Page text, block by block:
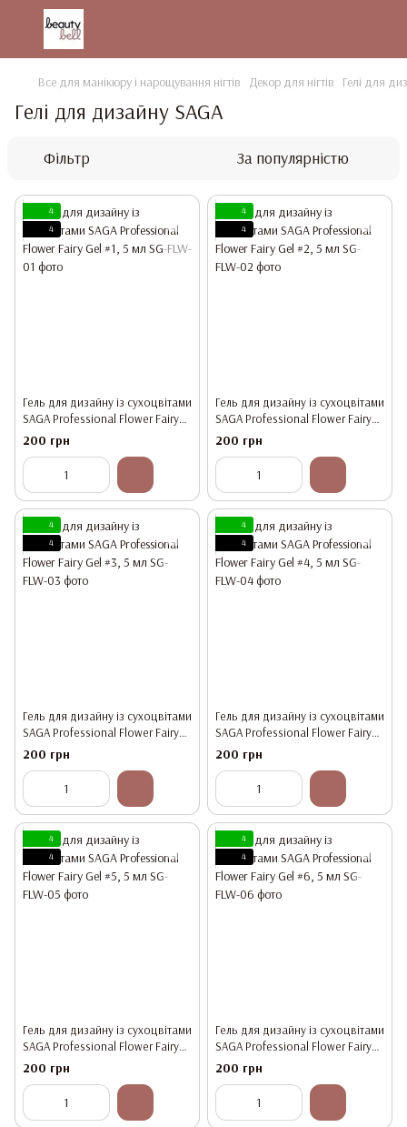
Все для манікюру і нарощування нігтів Декор для нігтів Гелі для
Гелі для дизайну SAGA
Фільтр За популярністю
4
4
Гель для дизайну із сухоцвітами
SAGA Professional Flower Fairy
Gel #1, 5 мл
200 грн
4
4
Гель для дизайну із сухоцвітами
SAGA Professional Flower Fairy
Gel #2, 5 мл
200 грн
4
4
Гель для дизайну із сухоцвітами
SAGA Professional Flower Fairy
Gel #3, 5 мл
200 грн
4
4
Гель для дизайну із сухоцвітами
SAGA Professional Flower Fairy
Gel #4, 5 мл
200 грн
4
4
Гель для дизайну із сухоцвітами
SAGA Professional Flower Fairy
Gel #5, 5 мл
200 грн
4
4
Гель для дизайну із сухоцвітами
SAGA Professional Flower Fairy
Gel #6, 5 мл
200 грн